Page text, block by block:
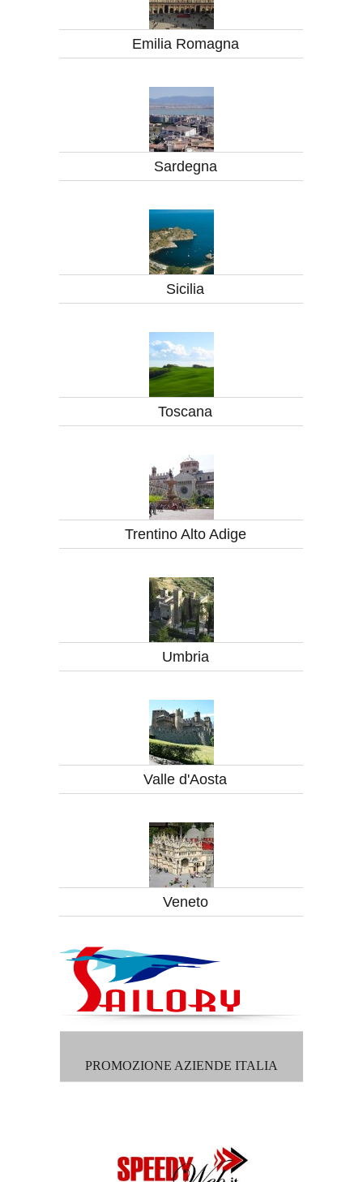
Emilia Romagna
Sardegna
Sicilia
Toscana
Trentino Alto Adige
Umbria
Valle d'Aosta
Veneto
PROMOZIONE AZIENDE ITALIA